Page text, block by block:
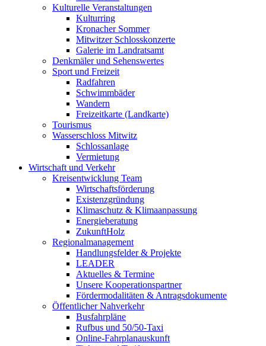
Kulturelle Veranstaltungen
Kulturring
Kronacher Sommer
Mitwitzer Schlosskonzerte
Galerie im Landratsamt
Denkmäler und Sehenswertes
Sport und Freizeit
Radfahren
Schwimmbäder
Wandern
Freizeitkarte (Landkarte)
Tourismus
Wasserschloss Mitwitz
Schlossanlage
Vermietung
Wirtschaft und Verkehr
Kreisentwicklung Team
Wirtschaftsförderung
Existenzgründung
Klimaschutz & Klimaanpassung
Energieberatung
ZukunftHolz
Regionalmanagement
Handlungsfelder & Projekte
LEADER
Aktuelles & Termine
Unsere Kooperationspartner
Fördermodalitäten & Antragsdokumente
Öffentlicher Nahverkehr
Busfahrpläne
Rufbus und 50/50-Taxi
Online-Fahrplanauskunft